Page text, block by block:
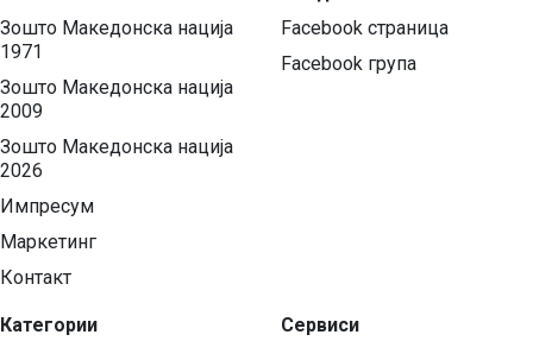
Зошто Македонска нација
1971
Зошто Македонска нација
2009
Зошто Македонска нација
2026
Импресум
Маркетинг
Контакт
Категории
Facebook страница
Facebook група
Сервиси